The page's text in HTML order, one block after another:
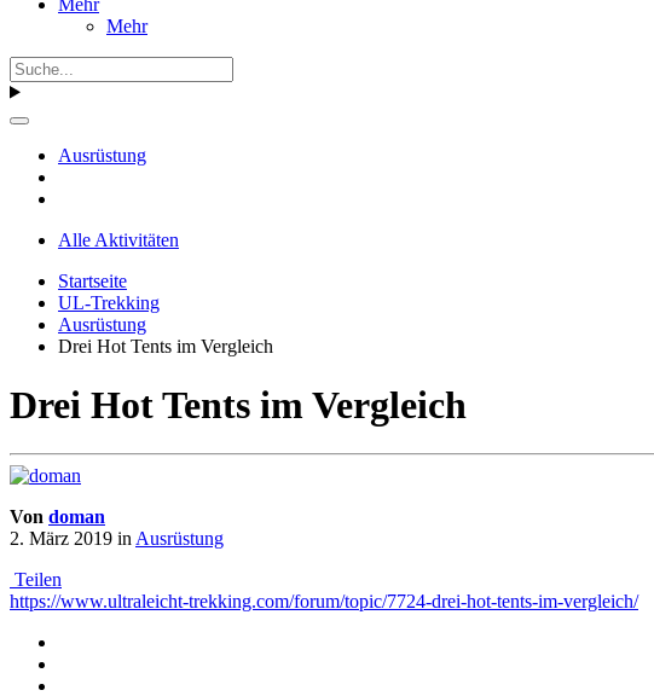
Mehr
Ausrüstung
Alle Aktivitäten
Startseite
UL-Trekking
Ausrüstung
Drei Hot Tents im Vergleich
Drei Hot Tents im Vergleich
Von doman
2. März 2019 inAusrüstung
Teilen
https://www.ultraleicht-trekking.com/forum/topic/7724-drei-hot-tents-im-vergleich/